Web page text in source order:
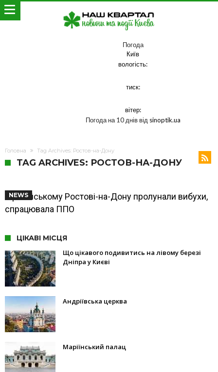
Погода
Київ
вологість:
тиск:
вітер:
Погода на 10 днів від sinoptik.ua
Головна Tag Archives: Ростов-на-Дону
TAG ARCHIVES: РОСТОВ-НА-ДОНУ
NEWS
У російському Ростові-на-Дону пролунали вибухи,
спрацювала ППО
ЦІКАВІ МІСЦЯ
Що цікавого подивитись на лівому березі
Дніпра у Києві
Андріївська церква
Маріїнський палац